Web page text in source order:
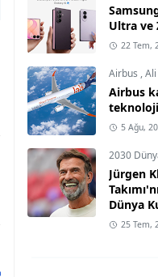
Ultra ve
22 Tem,
Airbus ,Ali
Airbus
5 Ağu,
2030
Jürgen
Dünya
25 Tem,